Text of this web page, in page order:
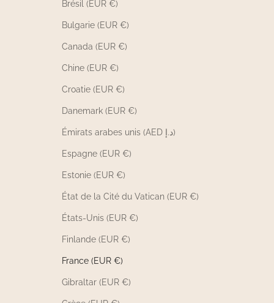
Brésil (EUR €)
Bulgarie (EUR €)
Canada (EUR €)
Chine (EUR €)
Croatie (EUR €)
Danemark (EUR €)
Émirats arabes unis (AED د.إ)
Espagne (EUR €)
Estonie (EUR €)
État de la Cité du Vatican (EUR €)
États-Unis (EUR €)
Finlande (EUR €)
France (EUR €)
Gibraltar (EUR €)